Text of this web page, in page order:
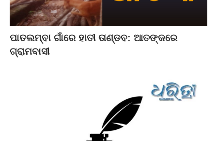
ପାତଲମ୍ବା ଗାଁରେ ହାତୀ ତାଣ୍ଡବ: ଆତଙ୍କରେ
ଗ୍ରାମବାସୀ